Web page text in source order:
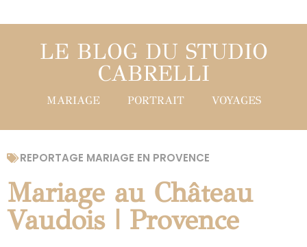
LE BLOG DU STUDIO
CABRELLI
MARIAGE PORTRAIT VOYAGES
REPORTAGE MARIAGE EN PROVENCE
Mariage au Château
Vaudois | Provence